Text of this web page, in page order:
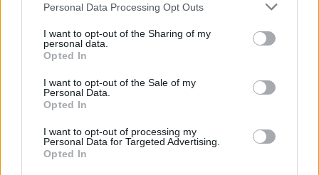
Personal Data Processing Opt Outs
I want to opt-out of the Sharing of my
personal data.
Opted In
I want to opt-out of the Sale of my
Personal Data.
Opted In
I want to opt-out of processing my
Personal Data for Targeted Advertising.
Opted In
Georgescunak